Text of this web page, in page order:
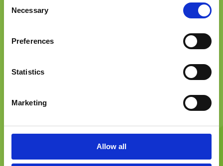
Selection
Necessary
Preferences
Statistics
Marketing
Allow all
Esker
réglementation en vigueur (RGPD)
données